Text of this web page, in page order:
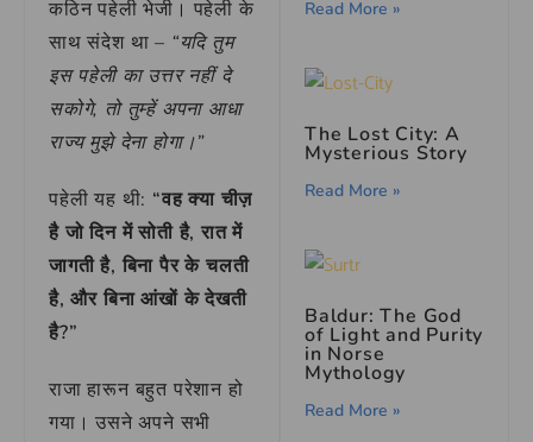
कठिन पहेली भेजी। पहेली के
साथ संदेश था – “यदि तुम
इस पहेली का उत्तर नहीं दे
सकोगे, तो तुम्हें अपना आधा
राज्य मुझे देना होगा।”
पहेली यह थी: “वह क्या चीज़
है जो दिन में सोती है, रात में
जागती है, बिना पैर के चलती
है, और बिना आंखों के देखती
है?”
राजा हारून बहुत परेशान हो
गया। उसने अपने सभी
Read More »
The Lost City: A
Mysterious Story
Read More »
Baldur: The God
of Light and Purity
in Norse
Mythology
Read More »